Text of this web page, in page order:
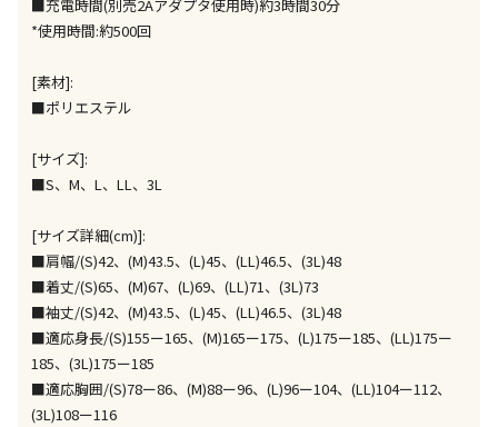
お見積商品です。金額・施工日はお打ち合わせの上、
決定となります。
エアコンの取付工事が必要な商品です。別途費用が発
生する場合がございます。
商品購入個数ごとに送料がかかる商品です
■充電時間(別売2Aアダプタ使用時)約3時間30分
*使用時間:約500回
[素材]:
■ポリエステル
[サイズ]:
■S、M、L、LL、3L
[サイズ詳細(cm)]:
■肩幅/(S)42、(M)43.5、(L)45、(LL)46.5、(3L)48
■着丈/(S)65、(M)67、(L)69、(LL)71、(3L)73
■袖丈/(S)42、(M)43.5、(L)45、(LL)46.5、(3L)48
■適応身長/(S)155ー165、(M)165ー175、(L)175ー185、(LL)175ー
185、(3L)175ー185
■適応胸囲/(S)78ー86、(M)88ー96、(L)96ー104、(LL)104ー112、
(3L)108ー116